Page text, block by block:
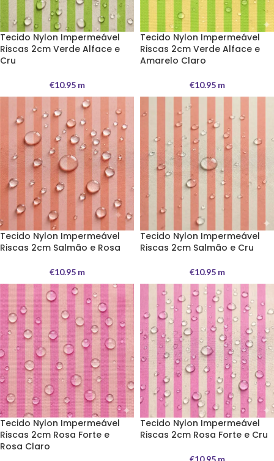
Tecido Nylon Impermeável
Riscas 2cm Verde Alface e
Cru
€10.95m
Tecido Nylon Impermeável
Riscas 2cm Verde Alface e
Amarelo Claro
€10.95m
Tecido Nylon Impermeável
Riscas 2cm Salmão e Rosa
€10.95m
Tecido Nylon Impermeável
Riscas 2cm Salmão e Cru
€10.95m
Tecido Nylon Impermeável
Riscas 2cm Rosa Forte e
Rosa Claro
Tecido Nylon Impermeável
Riscas 2cm Rosa Forte e Cru
€10.95m